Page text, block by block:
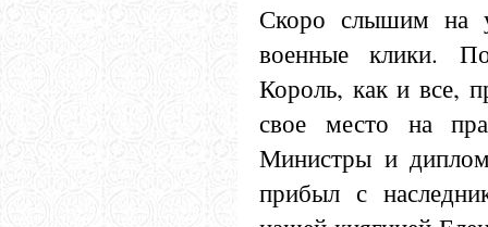
Скоро слышим на
военные клики.
Король, как и все,
свое место на
Министры и
прибыл с